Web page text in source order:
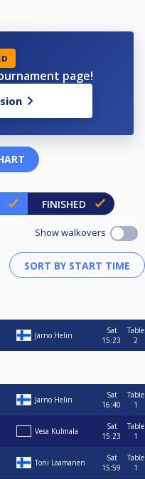
page!
FINISHED
Show walkovers
Jarno Helin
Sat
15:23
Table
2
Jarno Helin
Sat
16:40
Table
1
Vesa Kulmala
Sat
15:23
Table
1
Toni Laamanen
Sat
15:59
Table
1